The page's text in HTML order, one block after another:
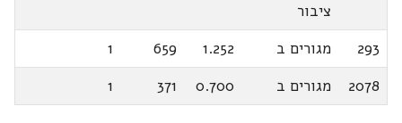
ציבור
293 מגורים ב 1.252
659
1
2078
מגורים ב 0.700
371
1